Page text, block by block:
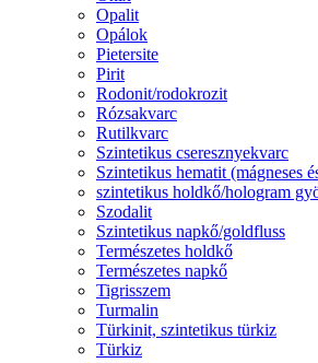
Opalit
Opálok
Pietersite
Pirit
Rodonit/rodokrozit
Rózsakvarc
Rutilkvarc
Szintetikus cseresznyekvarc
Szintetikus hematit (mágneses
szintetikus holdkő/hologram
Szodalit
Szintetikus napkő/goldfluss
Természetes holdkő
Természetes napkő
Tigrisszem
Turmalin
Türkinit, szintetikus türkiz
Türkiz